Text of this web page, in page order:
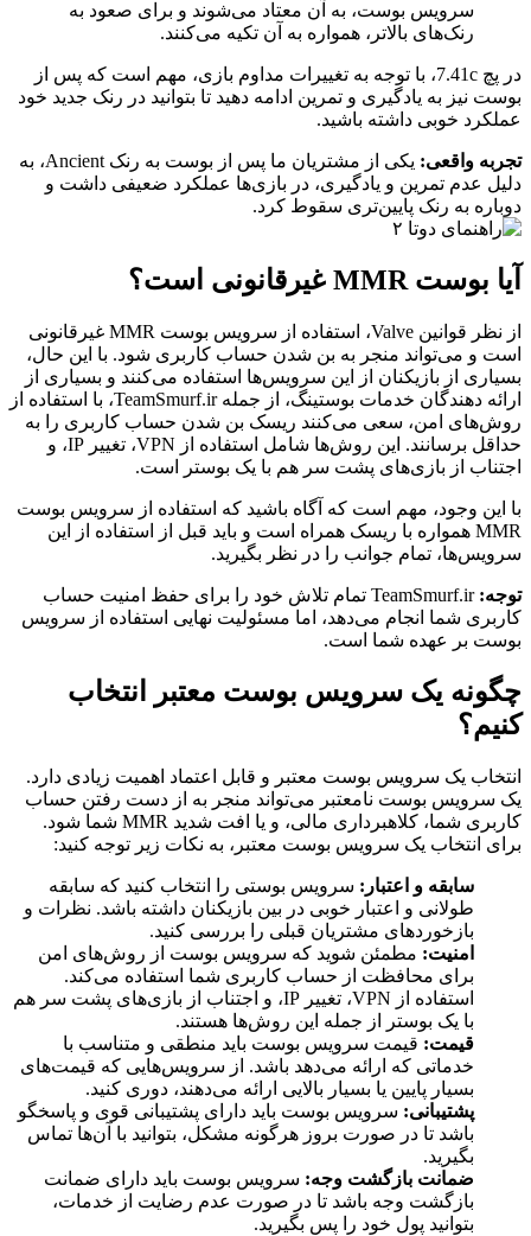
سرویس بوست، به آن معتاد می‌شوند و برای صعود به
رنک‌های بالاتر، همواره به آن تکیه می‌کنند.
در پچ 7.41c، با توجه به تغییرات مداوم بازی، مهم است که پس از
بوست نیز به یادگیری و تمرین ادامه دهید تا بتوانید در رنک جدید خود
عملکرد خوبی داشته باشید.
تجربه واقعی:
یکی از مشتریان ما پس از بوست به رنک Ancient، به
دلیل عدم تمرین و یادگیری، در بازی‌ها عملکرد ضعیفی داشت و
دوباره به رنک پایین‌تری سقوط کرد.
آیا بوست MMR غیرقانونی است؟
از نظر قوانین Valve، استفاده از سرویس بوست MMR غیرقانونی
است و می‌تواند منجر به بن شدن حساب کاربری شود. با این حال،
بسیاری از بازیکنان از این سرویس‌ها استفاده می‌کنند و بسیاری از
ارائه دهندگان خدمات بوستینگ، از جمله TeamSmurf.ir، با استفاده از
روش‌های امن، سعی می‌کنند ریسک بن شدن حساب کاربری را به
حداقل برسانند. این روش‌ها شامل استفاده از VPN، تغییر IP، و
اجتناب از بازی‌های پشت سر هم با یک بوستر است.
با این وجود، مهم است که آگاه باشید که استفاده از سرویس بوست
MMR همواره با ریسک همراه است و باید قبل از استفاده از این
سرویس‌ها، تمام جوانب را در نظر بگیرید.
توجه:
TeamSmurf.ir تمام تلاش خود را برای حفظ امنیت حساب
کاربری شما انجام می‌دهد، اما مسئولیت نهایی استفاده از سرویس
بوست بر عهده شما است.
چگونه یک سرویس بوست معتبر انتخاب
کنیم؟
انتخاب یک سرویس بوست معتبر و قابل اعتماد اهمیت زیادی دارد.
یک سرویس بوست نامعتبر می‌تواند منجر به از دست رفتن حساب
کاربری شما، کلاهبرداری مالی، و یا افت شدید MMR شما شود.
برای انتخاب یک سرویس بوست معتبر، به نکات زیر توجه کنید:
سابقه و اعتبار: سرویس بوستی را انتخاب کنید که سابقه
طولانی و اعتبار خوبی در بین بازیکنان داشته باشد. نظرات و
بازخوردهای مشتریان قبلی را بررسی کنید.
امنیت: مطمئن شوید که سرویس بوست از روش‌های امن
برای محافظت از حساب کاربری شما استفاده می‌کند.
استفاده از VPN، تغییر IP، و اجتناب از بازی‌های پشت سر هم
با یک بوستر از جمله این روش‌ها هستند.
قیمت: قیمت سرویس بوست باید منطقی و متناسب با
خدماتی که ارائه می‌دهد باشد. از سرویس‌هایی که قیمت‌های
بسیار پایین یا بسیار بالایی ارائه می‌دهند، دوری کنید.
پشتیبانی: سرویس بوست باید دارای پشتیبانی قوی و پاسخگو
باشد تا در صورت بروز هرگونه مشکل، بتوانید با آن‌ها تماس
بگیرید.
ضمانت بازگشت وجه: سرویس بوست باید دارای ضمانت
بازگشت وجه باشد تا در صورت عدم رضایت از خدمات،
بتوانید پول خود را پس بگیرید.